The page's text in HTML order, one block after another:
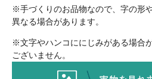
※手づくりのお品物なので、字の形
異なる場合があります。
※文字やハンコににじみがある場合
ございません。